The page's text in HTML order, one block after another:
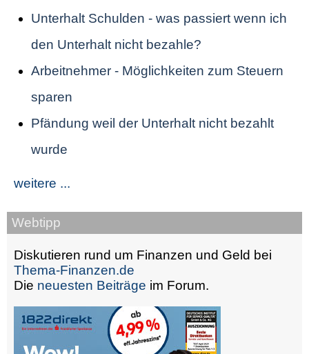
Unterhalt Schulden - was passiert wenn ich
den Unterhalt nicht bezahle?
Arbeitnehmer - Möglichkeiten zum Steuern
sparen
Pfändung weil der Unterhalt nicht bezahlt
wurde
weitere ...
Webtipp
Diskutieren rund um Finanzen und Geld bei
Thema-Finanzen.de
Die neuesten Beiträge im Forum.